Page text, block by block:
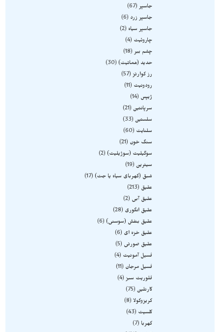
جاسپر 67
جاسپر زرد
6
جاسپر سیاه
2
چاروئیت
4
چشم ببر 18
حدید (هماتیت) 30
رز کوارتز 57
رودونیت
11
ژیپس
14
سرپانتین 21
سلستین 33
سلنایت
60
سنگ خون
21
سوگیلیت (سوژیلیت) 2
سیترین 19
شبق (کهربای سیاه یا جت) 17
عقیق
213
عقیق آبی
2
عقیق انگوری
28
عقیق بنفش (سوسنی) 6
عقیق خزه ای
6
عقیق صورتی
5
فسیل آمونیت
4
فسیل مرجان
11
فلوریت سبز 4
کارنلین 75
کریزوکولا
8
کلسیت
43
کهربا
7